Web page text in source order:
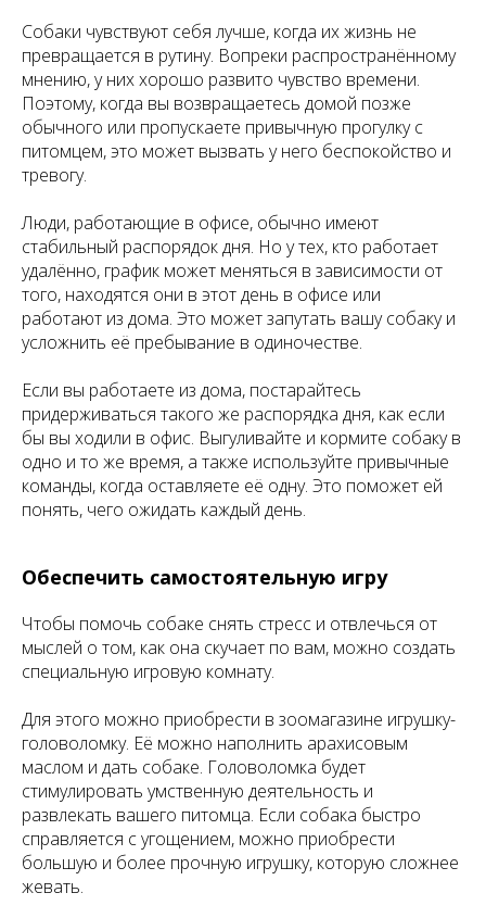
Собаки чувствуют себя лучше, когда их жизнь не
превращается в рутину. Вопреки распространённому
мнению, у них хорошо развито чувство времени.
Поэтому, когда вы возвращаетесь домой позже
обычного или пропускаете привычную прогулку с
питомцем, это может вызвать у него беспокойство и
тревогу.
Люди, работающие в офисе, обычно имеют
стабильный распорядок дня. Но у тех, кто работает
удалённо, график может меняться в зависимости от
того, находятся они в этот день в офисе или
работают из дома. Это может запутать вашу собаку и
усложнить её пребывание в одиночестве.
Если вы работаете из дома, постарайтесь
придерживаться такого же распорядка дня, как если
бы вы ходили в офис. Выгуливайте и кормите собаку в
одно и то же время, а также используйте привычные
команды, когда оставляете её одну. Это поможет ей
понять, чего ожидать каждый день.
Обеспечить самостоятельную игру
Чтобы помочь собаке снять стресс и отвлечься от
мыслей о том, как она скучает по вам, можно создать
специальную игровую комнату.
Для этого можно приобрести в зоомагазине игрушку-
головоломку. Её можно наполнить арахисовым
маслом и дать собаке. Головоломка будет
стимулировать умственную деятельность и
развлекать вашего питомца. Если собака быстро
справляется с угощением, можно приобрести
большую и более прочную игрушку, которую сложнее
жевать.